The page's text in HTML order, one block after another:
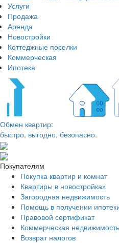
Услуги
Продажа
Аренда
Новостройки
Коттеджные поселки
Коммерческая
Ипотека
Обмен квартир:
быстро, выгодно, безопасно.
Покупателям
Покупка квартир и комнат
Квартиры в новостройках
Загородная недвижимость
Помощь в получении
Правовой сертификат
Коммерческая недвижимость
Возврат налогов